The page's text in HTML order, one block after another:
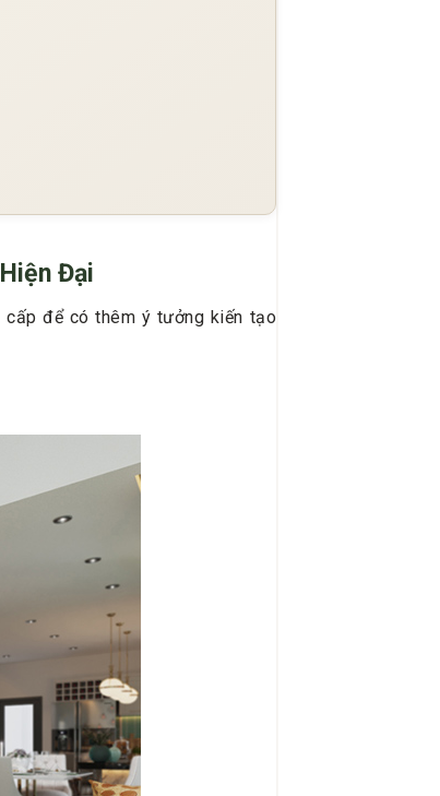
Đại
cấp để có thêm ý tưởng kiến tạo